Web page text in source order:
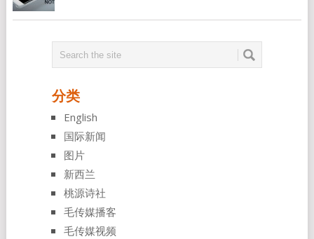
分类
English
国际新闻
图片
新西兰
桃源诗社
毛传媒播客
毛传媒视频